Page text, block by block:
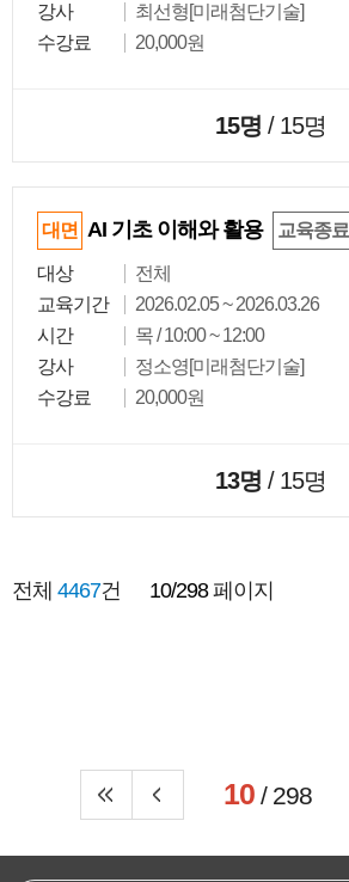
강사
최선형[미래첨단기술]
수강료
20,000원
15명 / 15명
대면 AI 기초 이해와 활용 교육종료
대상
전체
교육기간
2026.02.05 ~ 2026.03.26
시간
목 / 10:00 ~ 12:00
강사
정소영[미래첨단기술]
수강료
20,000원
13명 / 15명
전체 4467건 10/298페이지
10/ 298